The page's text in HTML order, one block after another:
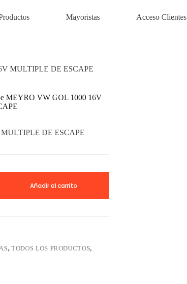
Mayoristas Acceso Clientes
MULTIPLE DE ESCAPE
MEYRO VW GOL 1000 16V
DE ESCAPE
Añadir al carrito
,TODOS LOS PRODUCTOS,